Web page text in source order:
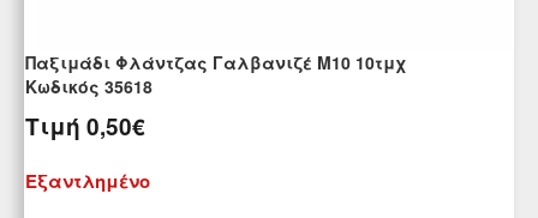
Παξιμάδι Φλάντζας Γαλβανιζέ Μ10 10τμχ
Kωδικός 35618
Τιμή 0,50€
Εξαντλημένο